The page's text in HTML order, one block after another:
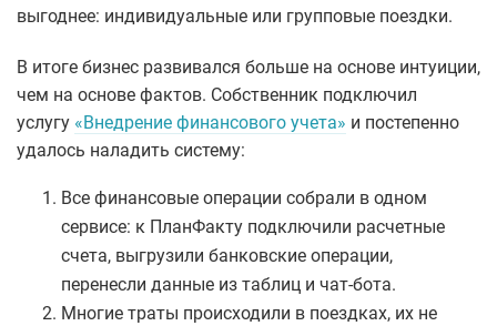
выгоднее: индивидуальные или групповые поездки.
В итоге бизнес развивался больше на основе интуиции,
чем на основе фактов. Собственник подключил
услугу «Внедрение финансового учета» и постепенно
удалось наладить систему:
Все финансовые операции собрали в одном
сервисе: к ПланФакту подключили расчетные
счета, выгрузили банковские операции,
перенесли данные из таблиц и чат‑бота.
Многие траты происходили в поездках, их не